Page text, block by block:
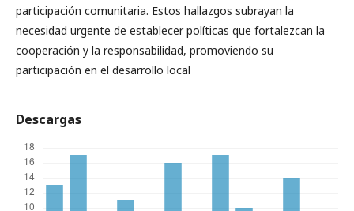
participación comunitaria. Estos hallazgos subrayan la
necesidad urgente de establecer políticas que fortalezcan la
cooperación y la responsabilidad, promoviendo su
participación en el desarrollo local
Descargas